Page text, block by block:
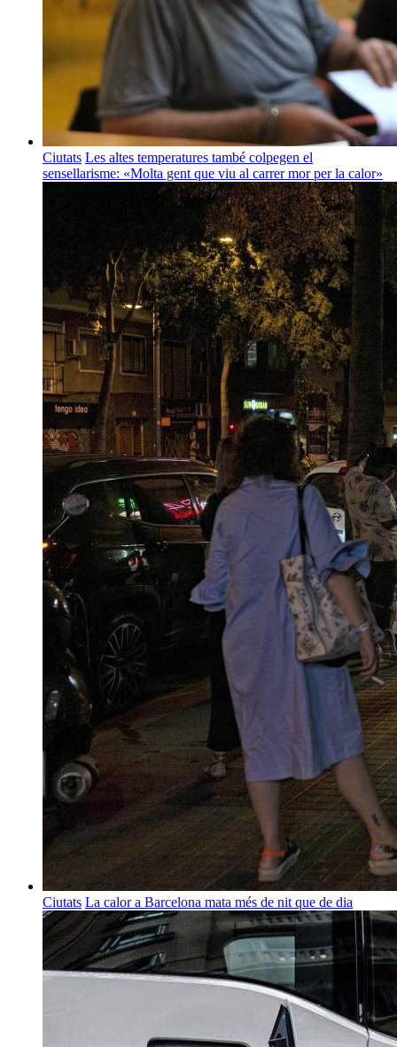
Ciutats Les altes temperatures també colpegen el
sensellarisme: «Molta gent que viu al carrer mor per la calor»
Ciutats La calor a Barcelona mata més de nit que de dia